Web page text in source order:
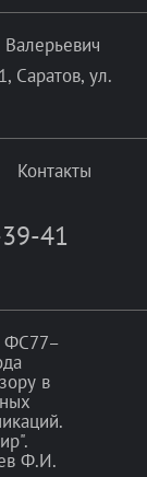
Саратов, ул.
Контакты
41
ФС77–
в
Ф.И.